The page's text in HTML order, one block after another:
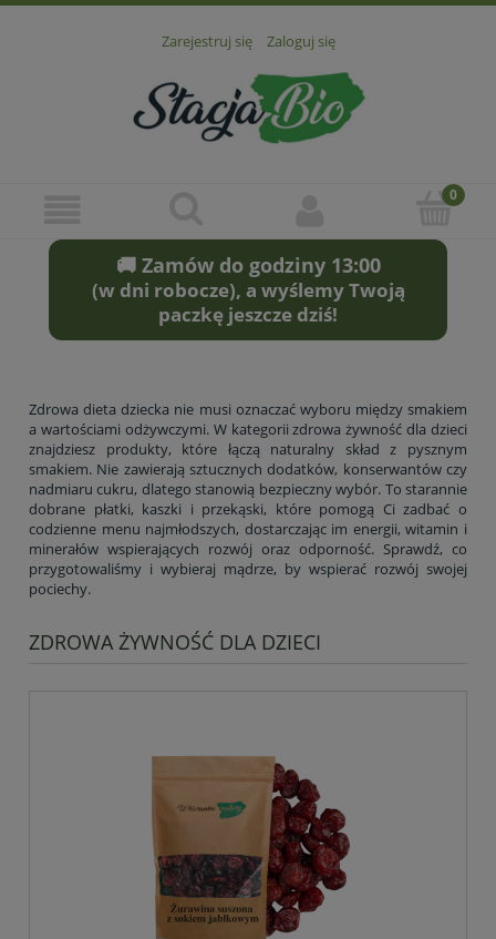
Zarejestruj się Zaloguj się
🚚 Zamów do godziny 13:00
(w dni robocze), a wyślemy Twoją
paczkę jeszcze dziś!
Zdrowa dieta dziecka nie musi oznaczać wyboru między smakiem
a wartościami odżywczymi. W kategorii zdrowa żywność dla dzieci
znajdziesz produkty, które łączą naturalny skład z pysznym
smakiem. Nie zawierają sztucznych dodatków, konserwantów czy
nadmiaru cukru, dlatego stanowią bezpieczny wybór. To starannie
dobrane płatki, kaszki i przekąski, które pomogą Ci zadbać o
codzienne menu najmłodszych, dostarczając im energii, witamin i
minerałów wspierających rozwój oraz odporność. Sprawdź, co
przygotowaliśmy i wybieraj mądrze, by wspierać rozwój swojej
pociechy.
ZDROWA ŻYWNOŚĆ DLA DZIECI